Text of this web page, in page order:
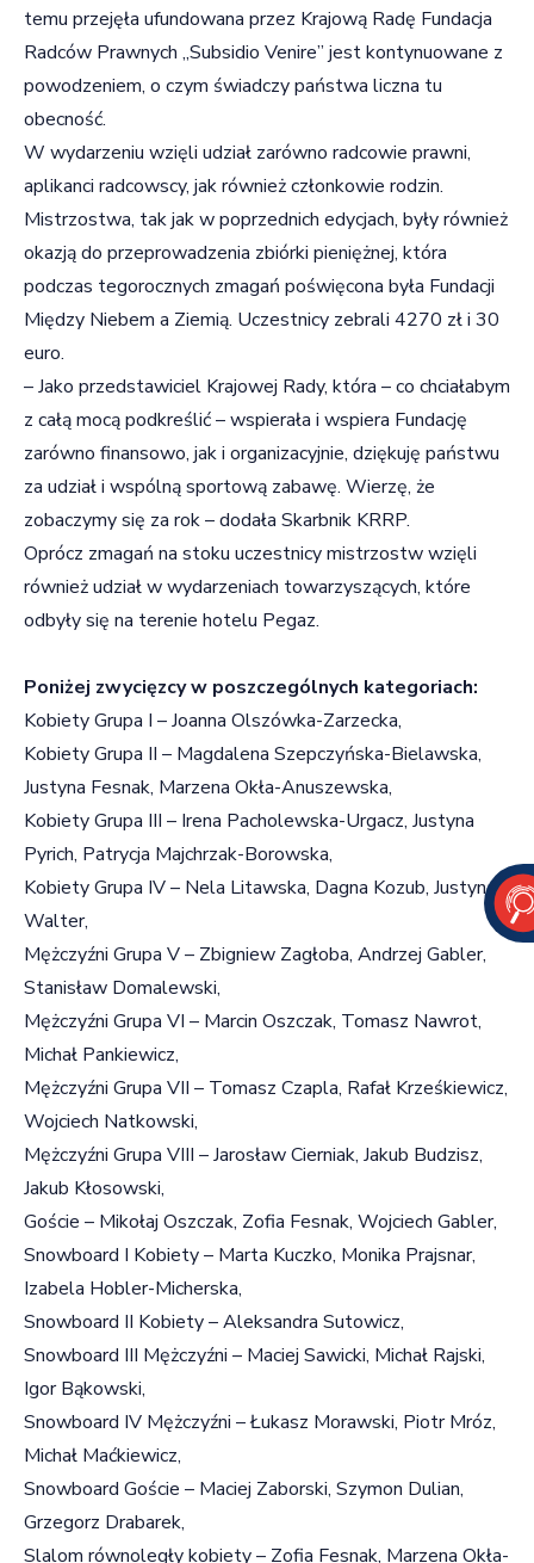
temu przejęła ufundowana przez Krajową Radę Fundacja
Radców Prawnych „Subsidio Venire” jest kontynuowane z
powodzeniem, o czym świadczy państwa liczna tu
obecność.
W wydarzeniu wzięli udział zarówno radcowie prawni,
aplikanci radcowscy, jak również członkowie rodzin.
Mistrzostwa, tak jak w poprzednich edycjach, były również
okazją do przeprowadzenia zbiórki pieniężnej, która
podczas tegorocznych zmagań poświęcona była Fundacji
Między Niebem a Ziemią. Uczestnicy zebrali 4270 zł i 30
euro.
– Jako przedstawiciel Krajowej Rady, która – co chciałabym
z całą mocą podkreślić – wspierała i wspiera Fundację
zarówno finansowo, jak i organizacyjnie, dziękuję państwu
za udział i wspólną sportową zabawę. Wierzę, że
zobaczymy się za rok – dodała Skarbnik KRRP.
Oprócz zmagań na stoku uczestnicy mistrzostw wzięli
również udział w wydarzeniach towarzyszących, które
odbyły się na terenie hotelu Pegaz.
Poniżej zwycięzcy w poszczególnych kategoriach:
Kobiety Grupa I – Joanna Olszówka-Zarzecka,
Kobiety Grupa II – Magdalena Szepczyńska-Bielawska,
Justyna Fesnak, Marzena Okła-Anuszewska,
Kobiety Grupa III – Irena Pacholewska-Urgacz, Justyna
Pyrich, Patrycja Majchrzak-Borowska,
Kobiety Grupa IV – Nela Litawska, Dagna Kozub, Justyna
Walter,
Mężczyźni Grupa V – Zbigniew Zagłoba, Andrzej Gabler,
Stanisław Domalewski,
Mężczyźni Grupa VI – Marcin Oszczak, Tomasz Nawrot,
Michał Pankiewicz,
Mężczyźni Grupa VII – Tomasz Czapla, Rafał Krześkiewicz,
Wojciech Natkowski,
Mężczyźni Grupa VIII – Jarosław Cierniak, Jakub Budzisz,
Jakub Kłosowski,
Goście – Mikołaj Oszczak, Zofia Fesnak, Wojciech Gabler,
Snowboard I Kobiety – Marta Kuczko, Monika Prajsnar,
Izabela Hobler-Micherska,
Snowboard II Kobiety – Aleksandra Sutowicz,
Snowboard III Mężczyźni – Maciej Sawicki, Michał Rajski,
Igor Bąkowski,
Snowboard IV Mężczyźni – Łukasz Morawski, Piotr Mróz,
Michał Maćkiewicz,
Snowboard Goście – Maciej Zaborski, Szymon Dulian,
Grzegorz Drabarek,
Slalom równoległy kobiety – Zofia Fesnak, Marzena Okła-